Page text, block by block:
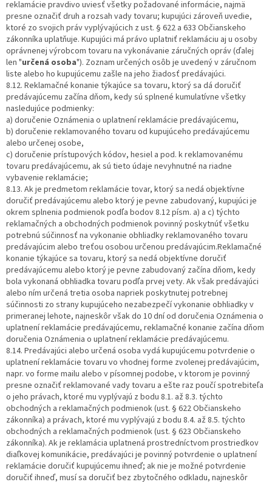
reklamácie pravdivo uviesť všetky požadované informácie, najmä
presne označiť druh a rozsah vady tovaru; kupujúci zároveň uvedie,
ktoré zo svojich práv vyplývajúcich z ust. § 622 a 633 Občianskeho
zákonníka uplatňuje. Kupujúci má právo uplatniť reklamáciu aj u osoby
oprávnenej výrobcom tovaru na vykonávanie záručných opráv (ďalej
len "určená osoba"). Zoznam určených osôb je uvedený v záručnom
liste alebo ho kupujúcemu zašle na jeho žiadosť predávajúci.
8.12. Reklamačné konanie týkajúce sa tovaru, ktorý sa dá doručiť
predávajúcemu začína dňom, kedy sú splnené kumulatívne všetky
nasledujúce podmienky:
a) doručenie Oznámenia o uplatnení reklamácie predávajúcemu,
b) doručenie reklamovaného tovaru od kupujúceho predávajúcemu
alebo určenej osobe,
c) doručenie prístupových kódov, hesiel a pod. k reklamovanému
tovaru predávajúcemu, ak sú tieto údaje nevyhnutné na riadne
vybavenie reklamácie;
8.13. Ak je predmetom reklamácie tovar, ktorý sa nedá objektívne
doručiť predávajúcemu alebo ktorý je pevne zabudovaný, kupujúci je
okrem splnenia podmienok podľa bodov 8.12 písm. a) a c) týchto
reklamačných a obchodných podmienok povinný poskytnúť všetku
potrebnú súčinnosť na vykonanie obhliadky reklamovaného tovaru
predávajúcim alebo treťou osobou určenou predávajúcim.Reklamačné
konanie týkajúce sa tovaru, ktorý sa nedá objektívne doručiť
predávajúcemu alebo ktorý je pevne zabudovaný začína dňom, kedy
bola vykonaná obhliadka tovaru podľa prvej vety. Ak však predávajúci
alebo ním určená tretia osoba napriek poskytnutej potrebnej
súčinnosti zo strany kupujúceho nezabezpečí vykonanie obhliadky v
primeranej lehote, najneskôr však do 10 dní od doručenia Oznámenia o
uplatnení reklamácie predávajúcemu, reklamačné konanie začína dňom
doručenia Oznámenia o uplatnení reklamácie predávajúcemu.
8.14. Predávajúci alebo určená osoba vydá kupujúcemu potvrdenie o
uplatnení reklamácie tovaru vo vhodnej forme zvolenej predávajúcim,
napr. vo forme mailu alebo v písomnej podobe, v ktorom je povinný
presne označiť reklamované vady tovaru a ešte raz poučí spotrebiteľa
o jeho právach, ktoré mu vyplývajú z bodu 8.1. až 8.3. týchto
obchodných a reklamačných podmienok (ust. § 622 Občianskeho
zákonníka) a právach, ktoré mu vyplývajú z bodu 8.4. až 8.5. týchto
obchodných a reklamačných podmienok (ust. § 623 Občianskeho
zákonníka). Ak je reklamácia uplatnená prostredníctvom prostriedkov
diaľkovej komunikácie, predávajúci je povinný potvrdenie o uplatnení
reklamácie doručiť kupujúcemu ihneď; ak nie je možné potvrdenie
doručiť ihneď, musí sa doručiť bez zbytočného odkladu, najneskôr